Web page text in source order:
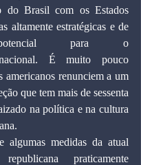
do Brasil com os Estados
altamente estratégicas e de
É muito pouco
americanos renunciem a um
que tem mais de sessenta
na política e na cultura
algumas medidas da atual
republicana praticamente